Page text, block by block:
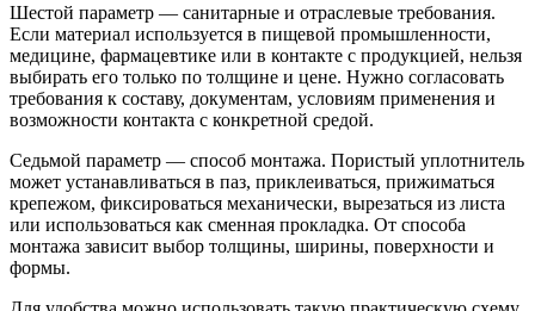
Шестой параметр — санитарные и отраслевые требования.
Если материал используется в пищевой промышленности,
медицине, фармацевтике или в контакте с продукцией, нельзя
выбирать его только по толщине и цене. Нужно согласовать
требования к составу, документам, условиям применения и
возможности контакта с конкретной средой.
Седьмой параметр — способ монтажа. Пористый уплотнитель
может устанавливаться в паз, приклеиваться, прижиматься
крепежом, фиксироваться механически, вырезаться из листа
или использоваться как сменная прокладка. От способа
монтажа зависит выбор толщины, ширины, поверхности и
формы.